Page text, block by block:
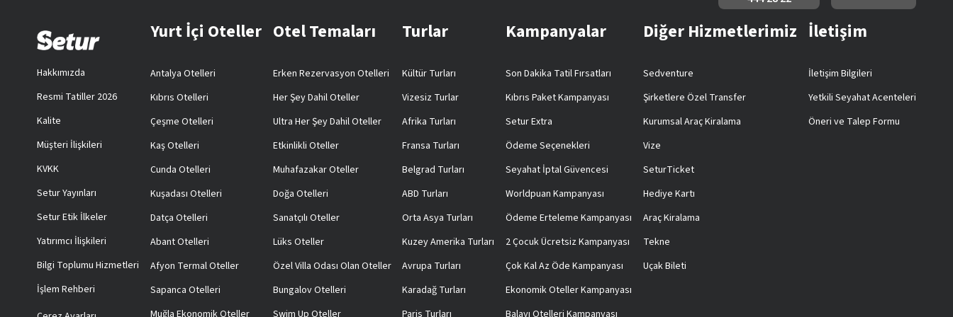
Hakkımızda
Resmi Tatiller 2026
Kalite
Müşteri İlişkileri
KVKK
Setur Yayınları
Setur Etik İlkeler
Yatırımcı İlişkileri
Bilgi Toplumu Hizmetleri
İşlem Rehberi
Yurt İçi Oteller
Antalya Otelleri
Kıbrıs Otelleri
Çeşme Otelleri
Kaş Otelleri
Cunda Otelleri
Kuşadası Otelleri
Datça Otelleri
Abant Otelleri
Afyon Termal Oteller
Sapanca Otelleri
Muğla Ekonomik Oteller
Otel Temaları
Erken Rezervasyon Otelleri
Her Şey Dahil Oteller
Ultra Her Şey Dahil Oteller
Etkinlikli Oteller
Muhafazakar Oteller
Doğa Otelleri
Sanatçılı Oteller
Lüks Oteller
Özel Villa Odası Olan Oteller
Bungalov Otelleri
Swim Up Oteller
Turlar
Kültür Turları
Vizesiz Turlar
Afrika Turları
Fransa Turları
Belgrad Turları
ABD Turları
Orta Asya Turları
Kuzey Amerika Turları
Avrupa Turları
Karadağ Turları
Paris Turları
Kampanyalar
Son Dakika Tatil Fırsatları
Kıbrıs Paket Kampanyası
Setur Extra
Ödeme Seçenekleri
Seyahat İptal Güvencesi
Worldpuan Kampanyası
Ödeme Erteleme Kampanyası
2 Çocuk Ücretsiz Kampanyası
Çok Kal Az Öde Kampanyası
Ekonomik Oteller Kampanyası
Balayı Otelleri Kampanyası
Diğer Hizmetlerimiz
Sedventure
Şirketlere Özel Transfer
Kurumsal Araç Kiralama
Vize
SeturTicket
Hediye Kartı
Araç Kiralama
Tekne
Uçak Bileti
İletişim
İletişim Bilgileri
Yetkili Seyahat Acenteleri
Öneri ve Talep Formu